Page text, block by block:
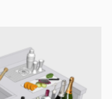
AJOUTER
AU DEVIS